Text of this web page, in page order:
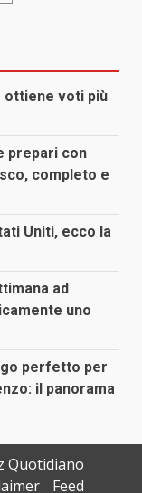
ottiene voti più
prepari con
completo e
Uniti, ecco la
ad
uno
perfetto per
il panorama
Quotidiano
Feed